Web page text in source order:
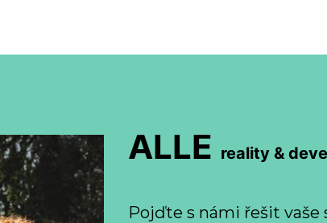
ALLE reality &
Pojďte s námi řešit vaše